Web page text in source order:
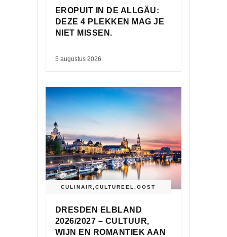
EROPUIT IN DE ALLGÄU:
DEZE 4 PLEKKEN MAG JE
NIET MISSEN.
5 augustus 2026
CULINAIR CULTUREEL OOST
DRESDEN ELBLAND
2026/2027 – CULTUUR,
WIJN EN ROMANTIEK AAN